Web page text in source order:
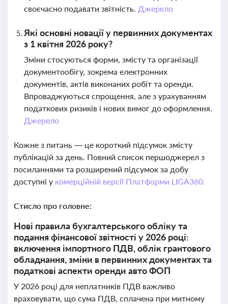
своєчасно подавати звітність. Джерело
Які основні новації у первинних документах
з 1 квітня 2026 року?
Зміни стосуються форми, змісту та організації
документообігу, зокрема електронних
документів, актів виконаних робіт та оренди.
Впроваджуються спрощення, але з урахуванням
податкових ризиків і нових вимог до оформлення.
Джерело
Кожне з питань — це короткий підсумок змісту
публікацій за день. Повний список першоджерел з
посиланнями та розширений підсумок за добу
доступні у комерційній версії Платформи LIGA360.
Стисло про головне:
Нові правила бухгалтерського обліку та
подання фінансової звітності у 2026 році:
включення імпортного ПДВ, облік грантового
обладнання, зміни в первинних документах та
податкові аспекти оренди авто ФОП
У 2026 році для неплатників ПДВ важливо
враховувати, що сума ПДВ, сплачена при митному